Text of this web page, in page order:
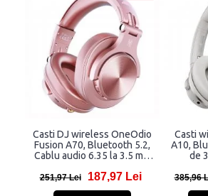
Casti DJ wireless OneOdio
Fusion A70, Bluetooth 5.2,
Cablu audio 6.35 la 3.5 mm
Pink
251,97 Lei 187,97 Lei
Casti
A10,
de
385,96